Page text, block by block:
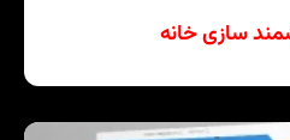
سازی خانه